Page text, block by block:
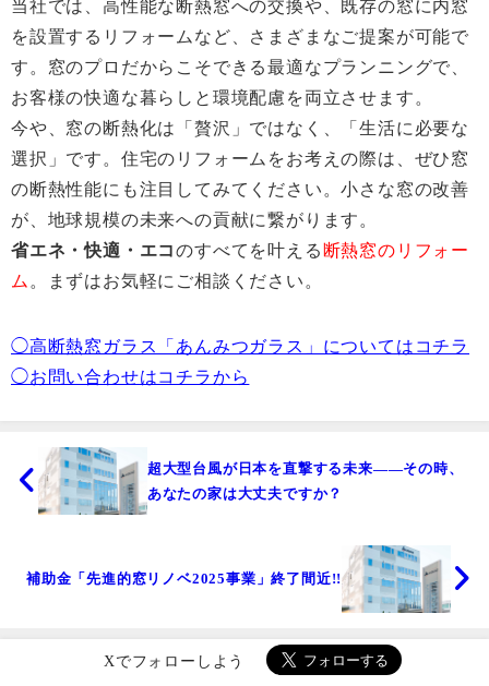
当社では、高性能な断熱窓への交換や、既存の窓に内窓
を設置するリフォームなど、さまざまなご提案が可能で
す。窓のプロだからこそできる最適なプランニングで、
お客様の快適な暮らしと環境配慮を両立させます。
今や、窓の断熱化は「贅沢」ではなく、「生活に必要な
選択」です。住宅のリフォームをお考えの際は、ぜひ窓
の断熱性能にも注目してみてください。小さな窓の改善
が、地球規模の未来への貢献に繋がります。
省エネ・快適・エコのすべてを叶える 断熱窓のリフォー
ム 。まずはお気軽にご相談ください。
◯高断熱窓ガラス「あんみつガラス」についてはコチラ
◯お問い合わせはコチラから
超大型台風が日本を直撃する未来——その時、
あなたの家は大丈夫ですか？
補助金「先進的窓リノベ2025事業」終了間近!!
Xでフォローしよう